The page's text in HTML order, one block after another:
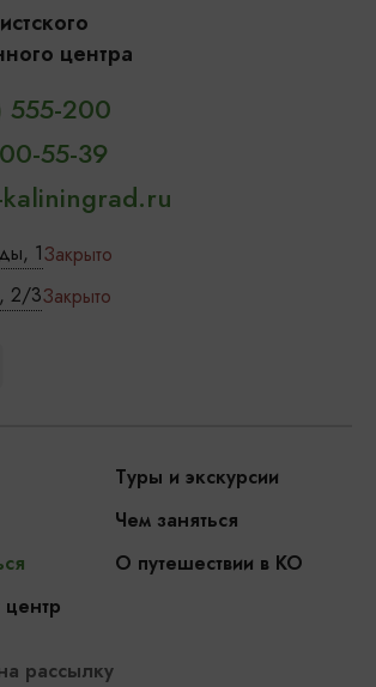
центра
1Закрыто
2/3Закрыто
555-200
55-39
kaliningrad.ru
Туры и экскурсии
Чем заняться
О путешествии в КО
центр
рассылку